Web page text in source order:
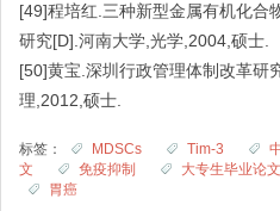
[49]程培红.三种新型金属有机化合
研究[D].河南大学,光学,2004,硕士.
[50]黄宝.深圳行政管理体制改革研
理,2012,硕士.
标签： MDSCs Tim-3
文
免疫抑制 大专生毕业论
胃癌